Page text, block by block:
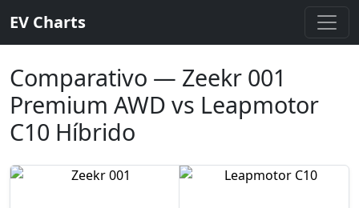
EV Charts
Comparativo — Zeekr 001
Premium AWD vs Leapmotor
C10 Híbrido